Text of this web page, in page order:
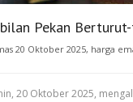
Pekan
20 Oktober 2025, harga
20 Oktober 2025,